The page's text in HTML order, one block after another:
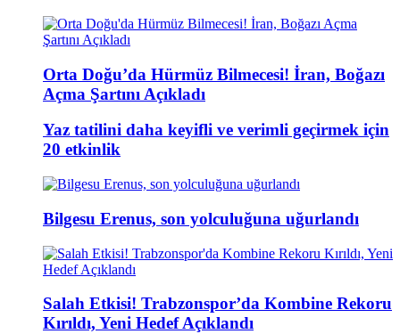
Orta Doğu’da Hürmüz Bilmecesi! İran, Boğazı
Açma Şartını Açıkladı
Yaz tatilini daha keyifli ve verimli geçirmek için
20 etkinlik
Bilgesu Erenus, son yolculuğuna uğurlandı
Salah Etkisi! Trabzonspor’da Kombine Rekoru
Kırıldı, Yeni Hedef Açıklandı